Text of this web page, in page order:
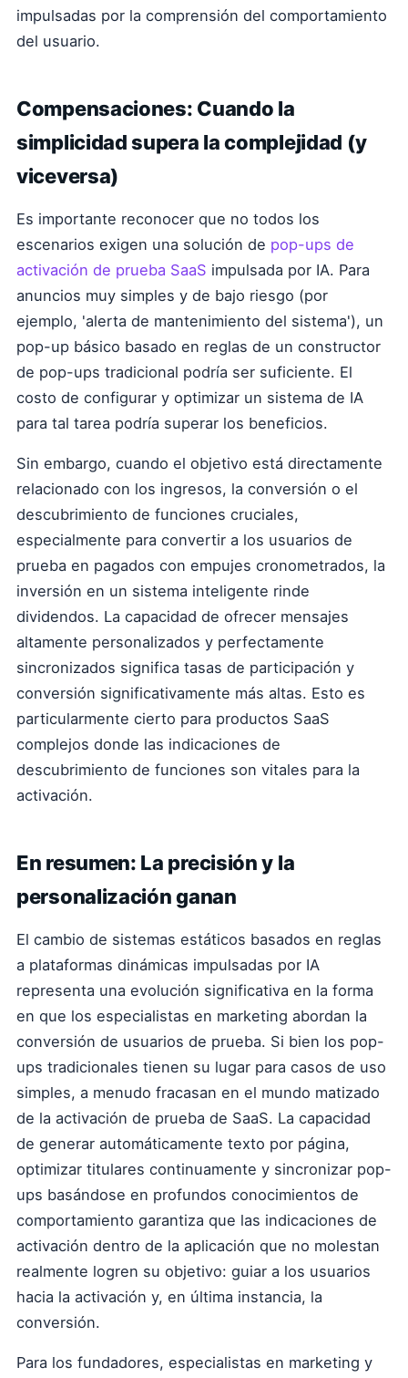
impulsadas por la comprensión del comportamiento
del usuario.
Compensaciones: Cuando la
simplicidad supera la complejidad (y
viceversa)
Es importante reconocer que no todos los
escenarios exigen una solución de pop-ups de
activación de prueba SaaS impulsada por IA. Para
anuncios muy simples y de bajo riesgo (por
ejemplo, 'alerta de mantenimiento del sistema'), un
pop-up básico basado en reglas de un constructor
de pop-ups tradicional podría ser suficiente. El
costo de configurar y optimizar un sistema de IA
para tal tarea podría superar los beneficios.
Sin embargo, cuando el objetivo está directamente
relacionado con los ingresos, la conversión o el
descubrimiento de funciones cruciales,
especialmente para convertir a los usuarios de
prueba en pagados con empujes cronometrados, la
inversión en un sistema inteligente rinde
dividendos. La capacidad de ofrecer mensajes
altamente personalizados y perfectamente
sincronizados significa tasas de participación y
conversión significativamente más altas. Esto es
particularmente cierto para productos SaaS
complejos donde las indicaciones de
descubrimiento de funciones son vitales para la
activación.
En resumen: La precisión y la
personalización ganan
El cambio de sistemas estáticos basados en reglas
a plataformas dinámicas impulsadas por IA
representa una evolución significativa en la forma
en que los especialistas en marketing abordan la
conversión de usuarios de prueba. Si bien los pop-
ups tradicionales tienen su lugar para casos de uso
simples, a menudo fracasan en el mundo matizado
de la activación de prueba de SaaS. La capacidad
de generar automáticamente texto por página,
optimizar titulares continuamente y sincronizar pop-
ups basándose en profundos conocimientos de
comportamiento garantiza que las indicaciones de
activación dentro de la aplicación que no molestan
realmente logren su objetivo: guiar a los usuarios
hacia la activación y, en última instancia, la
conversión.
Para los fundadores, especialistas en marketing y